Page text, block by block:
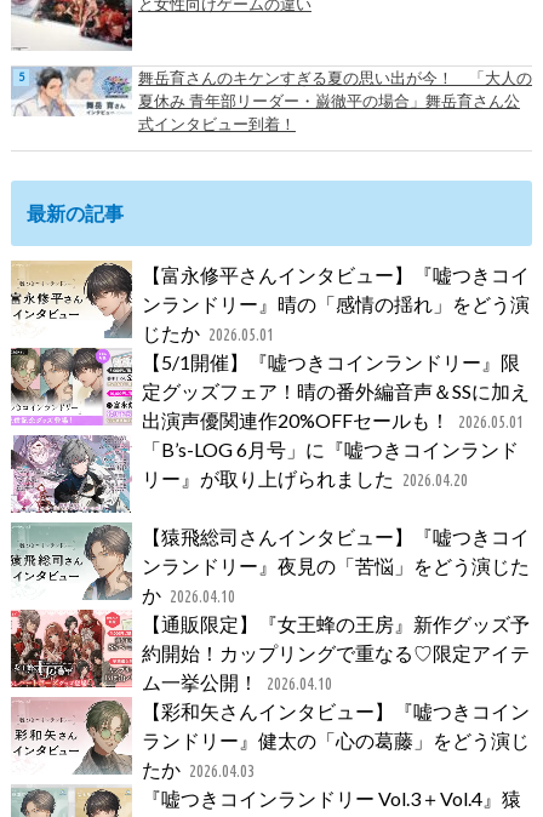
舞岳育さんのキケンすぎる夏の思い出が今！ 「大人の
夏休み 青年部リーダー・巌徹平の場合」舞岳育さん公
式インタビュー到着！
最新の記事
【富永修平さんインタビュー】『嘘つきコイ
ンランドリー』晴の「感情の揺れ」をどう演
じたか 2026.05.01
【5/1開催】『嘘つきコインランドリー』限
定グッズフェア！晴の番外編音声＆SSに加え
出演声優関連作20%OFFセールも！
2026.05.01
「B’s-LOG 6月号」に『嘘つきコインランド
リー』が取り上げられました
2026.04.20
【猿飛総司さんインタビュー】『嘘つきコイ
ンランドリー』夜見の「苦悩」をどう演じた
か 2026.04.10
【通販限定】『女王蜂の王房』新作グッズ予
約開始！カップリングで重なる♡限定アイテ
ム一挙公開！
2026.04.10
【彩和矢さんインタビュー】『嘘つきコイン
ランドリー』健太の「心の葛藤」をどう演じ
たか 2026.04.03
『嘘つきコインランドリー Vol.3＋Vol.4』猿